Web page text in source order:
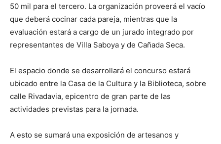
50 mil para el tercero. La organización proveerá el vacío
que deberá cocinar cada pareja, mientras que la
evaluación estará a cargo de un jurado integrado por
representantes de Villa Saboya y de Cañada Seca.
El espacio donde se desarrollará el concurso estará
ubicado entre la Casa de la Cultura y la Biblioteca, sobre
calle Rivadavia, epicentro de gran parte de las
actividades previstas para la jornada.
A esto se sumará una exposición de artesanos y